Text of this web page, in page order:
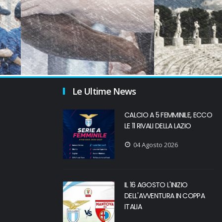
Le Ultime News
CALCIO A 5 FEMMINILE, ECCO
LE 11 RIVALI DELLA LAZIO
04 Agosto 2026
IL 16 AGOSTO L'INIZIO
DELL'AVVENTURA IN COPPA
ITALIA